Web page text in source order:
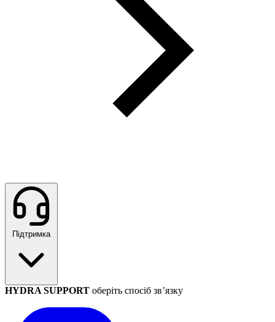
Підтримка
HYDRA SUPPORT оберіть спосіб зв’язку